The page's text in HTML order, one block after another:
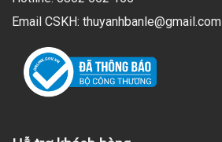
Email CSKH: thuyanhbanle@gmail.com